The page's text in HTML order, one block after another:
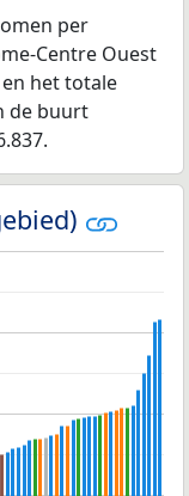
per
Centre Ouest
het totale
de buurt